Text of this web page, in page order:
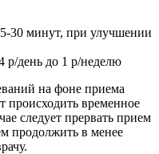
30 минут, при улучшении
р/день до 1 р/неделю
на фоне приема
происходить временное
следует прервать прием
продолжить в менее